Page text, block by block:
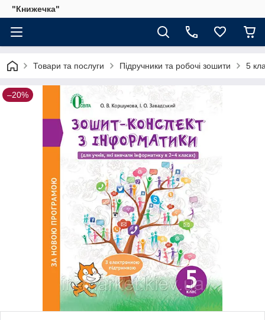
"Книжечка"
Товари та послуги Підручники та робочі зошити 5
–20%